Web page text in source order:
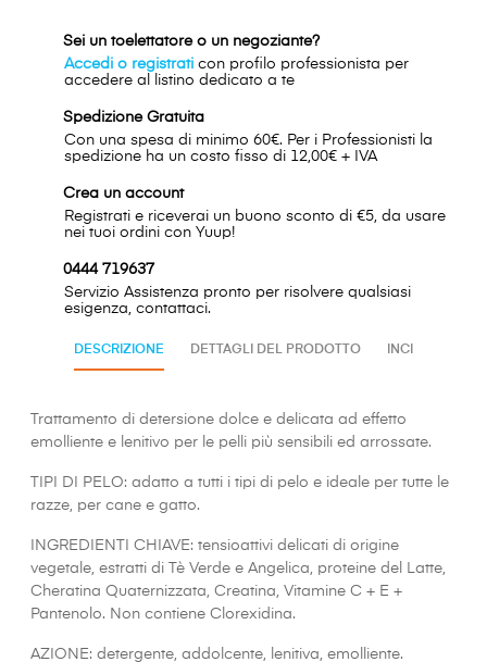
Sei un toelettatore o un negoziante?
Accedi o registrati con profilo professionista per
accedere al listino dedicato a te
Spedizione Gratuita
Con una spesa di minimo 60€. Per i Professionisti la
spedizione ha un costo fisso di 12,00€ + IVA
Crea un account
Registrati e riceverai un buono sconto di €5, da usare
nei tuoi ordini con Yuup!
0444 719637
Servizio Assistenza pronto per risolvere qualsiasi
esigenza, contattaci.
DESCRIZIONE DETTAGLI DEL PRODOTTO INCI
Trattamento di detersione dolce e delicata ad effetto
emolliente e lenitivo per le pelli più sensibili ed arrossate.
TIPI DI PELO: adatto a tutti i tipi di pelo e ideale per tutte le
razze, per cane e gatto.
INGREDIENTI CHIAVE: tensioattivi delicati di origine
vegetale, estratti di Tè Verde e Angelica, proteine del Latte,
Cheratina Quaternizzata, Creatina, Vitamine C + E +
Pantenolo. Non contiene Clorexidina.
AZIONE: detergente, addolcente, lenitiva, emolliente.